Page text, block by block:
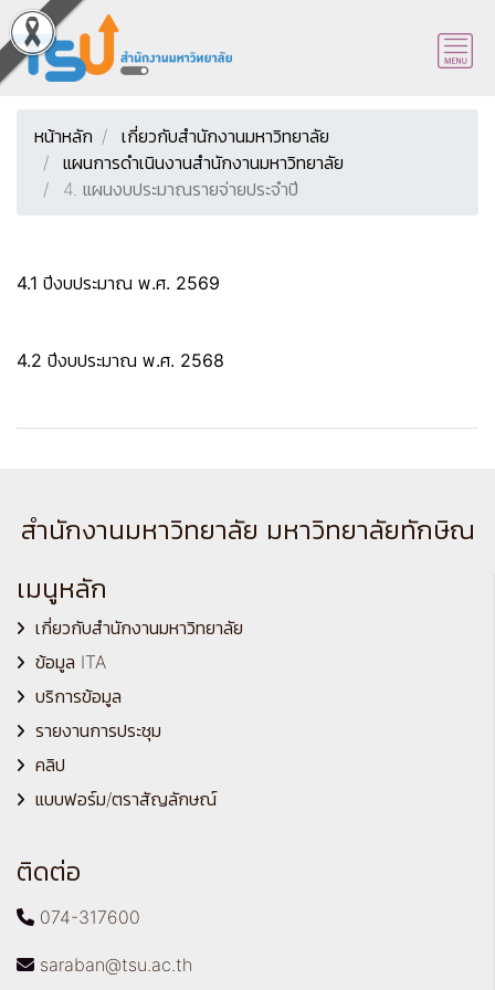
หน้าหลัก
เกี่ยวกับสำนักงานมหาวิทยาลัย
แผนการดำเนินงานสำนักงานมหาวิทยาลัย
4. แผนงบประมาณรายจ่ายประจำปี
4.1 ปีงบประมาณ พ.ศ. 2569
4.2 ปีงบประมาณ พ.ศ. 2568
สำนักงานมหาวิทยาลัย มหาวิทยาลัยทักษิณ
เมนูหลัก
เกี่ยวกับสำนักงานมหาวิทยาลัย
ข้อมูล ITA
บริการข้อมูล
รายงานการประชุม
คลิป
แบบฟอร์ม/ตราสัญลักษณ์
ติดต่อ
074-317600
saraban@tsu.ac.th